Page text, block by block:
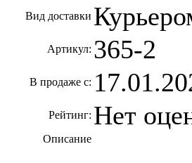
Вид доставки
Артикул: 365-2
В продаже с:
Рейтинг: Нет
Описание